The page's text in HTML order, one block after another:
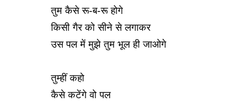
तुम कैसे रू-ब-रू होगे
किसी गैर को सीने से लगाकर
उस पल में मुझे तुम भूल ही जाओगे
तुम्हीं कहो
कैसे कटेंगे वो पल